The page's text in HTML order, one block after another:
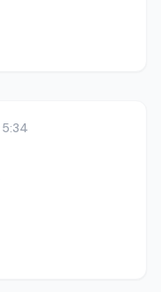
5:34